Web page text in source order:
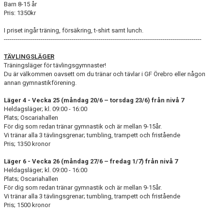
Barn 8-15 år
Pris: 1350kr
I priset ingår träning, försäkring, t-shirt samt lunch.
------------------------------------------------------------------------------------------------------
TÄVLINGSLÄGER
Träningsläger för tävlingsgymnaster!
Du är välkommen oavsett om du tränar och tävlar i GF Örebro eller någon
annan gymnastikförening.
Läger 4 - Vecka 25 (måndag 20/6 – torsdag 23/6) från nivå 7
Heldagsläger; kl. 09:00 - 16:00
Plats; Oscariahallen
För dig som redan tränar gymnastik och är mellan 9-15år.
Vi tränar alla 3 tävlingsgrenar; tumbling, trampett och fristående
Pris; 1350 kronor
Läger 6 - Vecka 26 (måndag 27/6 – fredag 1/7) från nivå 7
Heldagsläger; kl. 09:00 - 16:00
Plats; Oscariahallen
För dig som redan tränar gymnastik och är mellan 9-15år.
Vi tränar alla 3 tävlingsgrenar; tumbling, trampett och fristående
Pris; 1500 kronor